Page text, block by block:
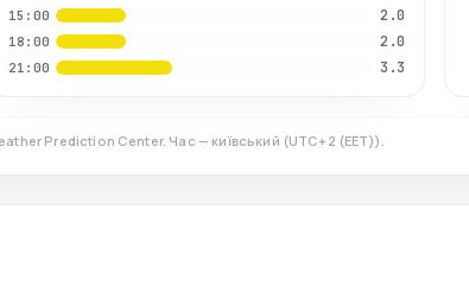
15:00 2.0
18:00 2.0
21:00 3.3
Prediction Center. Час — київський (UTC+2 (EET)).